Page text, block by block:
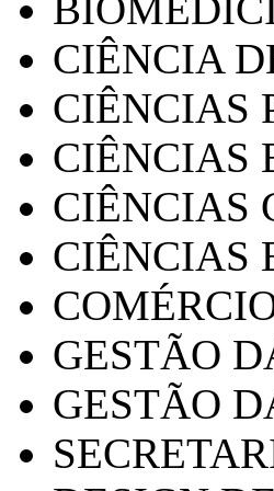
CIÊNCIA
CIÊNCIAS
CIÊNCIAS
CIÊNCIAS
CIÊNCIAS
GESTÃO
GESTÃO